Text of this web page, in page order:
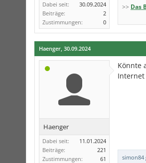
Dabei seit:
30.09.2024
Beiträge:
2
Zustimmungen:
0
>> Das
Haenger, 30.09.2024
Haenger
Dabei seit:
11.01.2024
Beiträge:
221
Zustimmungen:
61
Könnte
simon84